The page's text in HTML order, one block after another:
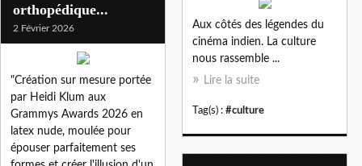
Aux côtés des légendes du
cinéma indien. La culture
nous rassemble ...
Lire la suite
Tag(s) : #culture
orthopédique...
2 Février 2026
"Création sur mesure portée
par Heidi Klum aux
Grammys Awards 2026 en
latex nude, moulée pour
épouser parfaitement ses